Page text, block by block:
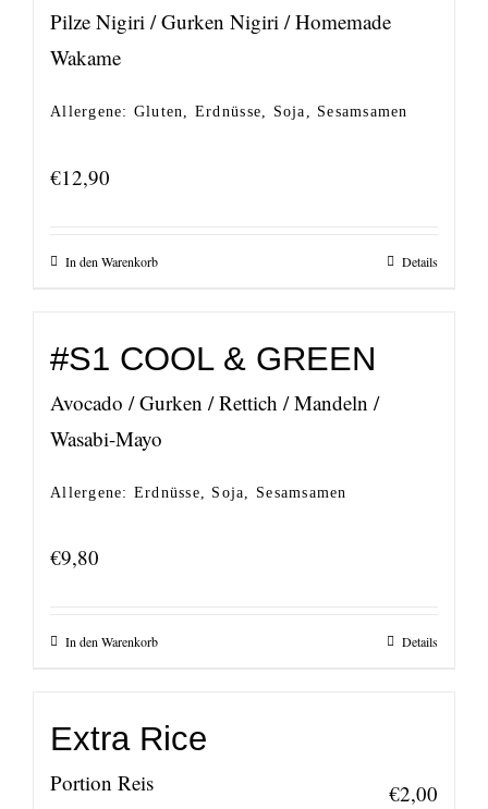
Pilze Nigiri / Gurken Nigiri / Homemade
Wakame
Allergene: Gluten, Erdnüsse, Soja, Sesamsamen
€12,90
In den Warenkorb Details
#S1 COOL & GREEN
Avocado / Gurken / Rettich / Mandeln /
Wasabi-Mayo
Allergene: Erdnüsse, Soja, Sesamsamen
€9,80
In den Warenkorb Details
Extra Rice
Portion Reis €2,00